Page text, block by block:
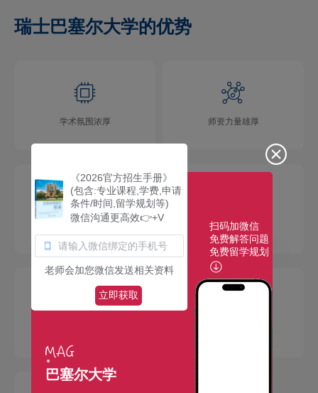
瑞士巴塞尔大学的优势
学术氛围浓厚 师资力量雄厚
校园环境优美 社团活动多彩
《2026官方招生手册》
(包含:专业课程,学费,申请
条件/时间,留学规划等)
微信沟通更高效👉+V
老师会加您微信发送相关资料
立即获取
巴塞尔大学
扫码加微信
免费解答问题
免费留学规划